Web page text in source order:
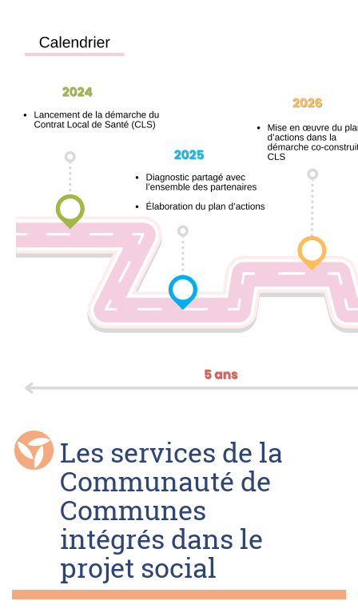
Les services de la
Communauté de
Communes
intégrés dans le
projet social